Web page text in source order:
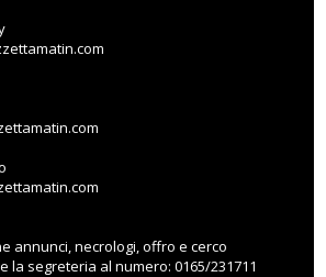
annunci, necrologi, offro e cerco
la segreteria al numero: 0165/231711